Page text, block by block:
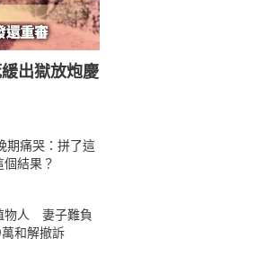
出獄放炮慶
期痛哭：拼了這
結果？
物人 妻子難負
和解撤訴